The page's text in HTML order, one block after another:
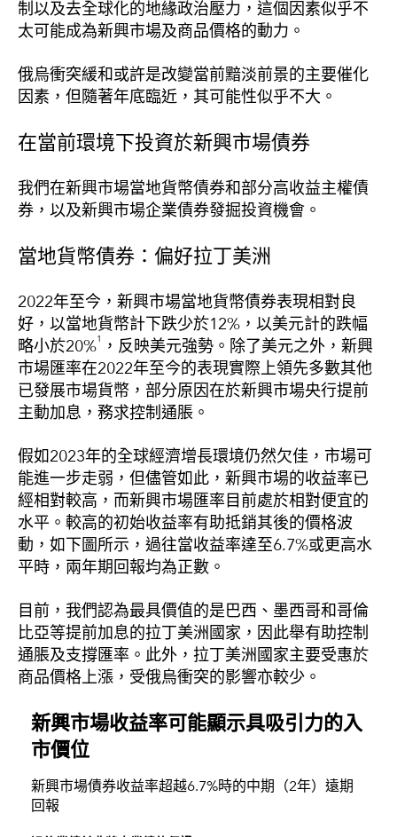
制以及去全球化的地緣政治壓力，這個因素似乎不
太可能成為新興市場及商品價格的動力。
俄烏衝突緩和或許是改變當前黯淡前景的主要催化
因素，但隨著年底臨近，其可能性似乎不大。
在當前環境下投資於新興市場債券
我們在新興市場當地貨幣債券和部分高收益主權債
券，以及新興市場企業債券發掘投資機會。
當地貨幣債券：偏好拉丁美洲
2022年至今，新興市場當地貨幣債券表現相對良
好，以當地貨幣計下跌少於12%，以美元計的跌幅
略小於20%
1
，反映美元強勢。除了美元之外，新興
市場匯率在2022年至今的表現實際上領先多數其他
已發展市場貨幣，部分原因在於新興市場央行提前
主動加息，務求控制通脹。
假如2023年的全球經濟增長環境仍然欠佳，市場可
能進一步走弱，但儘管如此，新興市場的收益率已
經相對較高，而新興市場匯率目前處於相對便宜的
水平。較高的初始收益率有助抵銷其後的價格波
動，如下圖所示，過往當收益率達至6.7%或更高水
平時，兩年期回報均為正數。
目前，我們認為最具價值的是巴西、墨西哥和哥倫
比亞等提前加息的拉丁美洲國家，因此舉有助控制
通脹及支撐匯率。此外，拉丁美洲國家主要受惠於
商品價格上漲，受俄烏衝突的影響亦較少。
新興市場收益率可能顯示具吸引力的入
市價位
新興市場債券收益率超越6.7%時的中期（2年）遠期
回報